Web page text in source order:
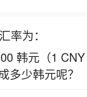
率为：
韩元（1
多少韩元呢？